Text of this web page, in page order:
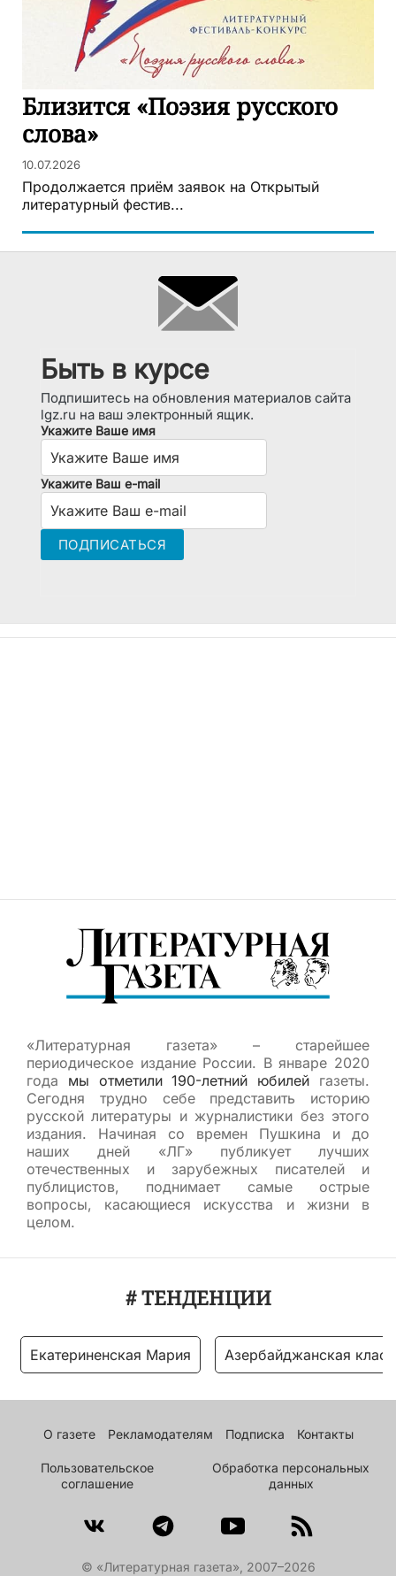
Близится «Поэзия русского
слова»
10.07.2026
Продолжается приём заявок на Открытый
литературный фестив...
Быть в курсе
Подпишитесь на обновления материалов сайта
lgz.ru на ваш электронный ящик.
Укажите Ваше имя
Укажите Ваш e-mail
«Литературная газета» – старейшее
периодическое издание России. В январе 2020
года мы отметили 190-летний юбилей газеты.
Сегодня трудно себе представить историю
русской литературы и журналистики без этого
издания. Начиная со времен Пушкина и до
наших дней «ЛГ» публикует лучших
отечественных и зарубежных писателей и
публицистов, поднимает самые острые
вопросы, касающиеся искусства и жизни в
целом.
# ТЕНДЕНЦИИ
Екатериненская Мария Азербайджанская
О газете Рекламодателям Подписка Контакты
Пользовательское
соглашение
Обработка персональных
данных
© «Литературная газета», 2007–2026